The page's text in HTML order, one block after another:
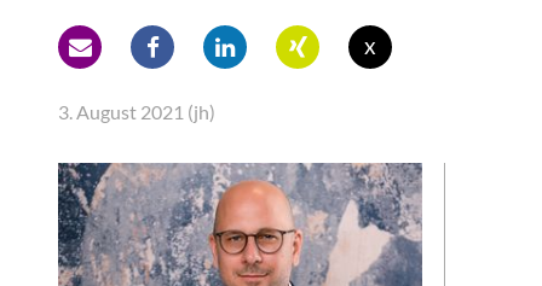
x
3. August 2021 (jh)